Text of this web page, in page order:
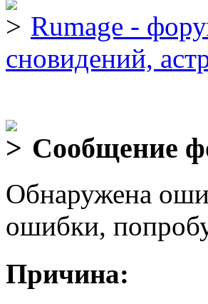
Rumage -
сновидений,
Сообщение
Обнаружена
ошибки,
Причина: